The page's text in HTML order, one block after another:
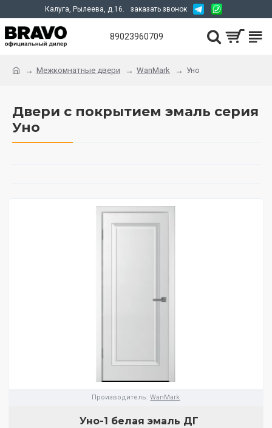
Калуга, Рылеева, д.16. заказать звонок
89023960709
Межкомнатные двери WanMark Уно
Двери с покрытием эмаль серия
Уно
Производитель: WanMark
Уно-1 белая эмаль ДГ